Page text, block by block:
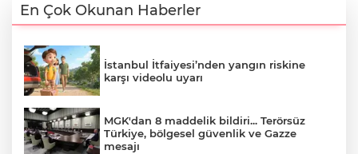
En Çok Okunan Haberler
İstanbul İtfaiyesi’nden yangın riskine
karşı videolu uyarı
MGK'dan 8 maddelik bildiri... Terörsüz
Türkiye, bölgesel güvenlik ve Gazze
mesajı